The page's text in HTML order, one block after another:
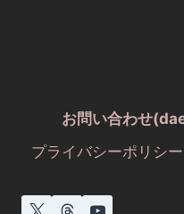
お問い合わせ
プライバシーポリシー